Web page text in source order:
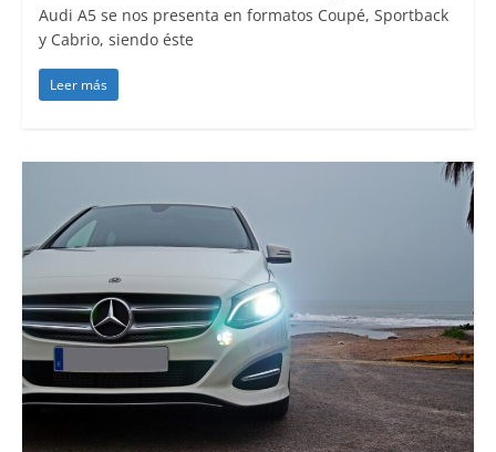
Audi A5 se nos presenta en formatos Coupé, Sportback
y Cabrio, siendo éste
Leer más